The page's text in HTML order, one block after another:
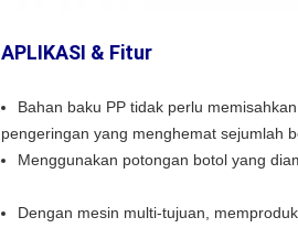
APLIKASI & Fitur
Bahan baku PP tidak perlu
pengeringan yang menghemat sejumlah
Menggunakan potongan botol yang
Dengan mesin multi-tujuan,